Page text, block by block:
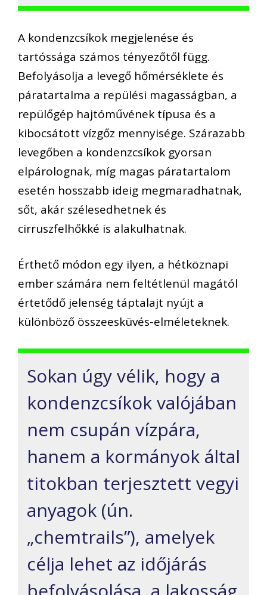
A kondenzcsíkok megjelenése és
tartóssága számos tényezőtől függ.
Befolyásolja a levegő hőmérséklete és
páratartalma a repülési magasságban, a
repülőgép hajtóművének típusa és a
kibocsátott vízgőz mennyisége. Szárazabb
levegőben a kondenzcsíkok gyorsan
elpárolognak, míg magas páratartalom
esetén hosszabb ideig megmaradhatnak,
sőt, akár szélesedhetnek és
cirruszfelhőkké is alakulhatnak.
Érthető módon egy ilyen, a hétköznapi
ember számára nem feltétlenül magától
értetődő jelenség táptalajt nyújt a
különböző összeesküvés-elméleteknek.
Sokan úgy vélik, hogy a
kondenzcsíkok valójában
nem csupán vízpára,
hanem a kormányok által
titokban terjesztett vegyi
anyagok (ún.
„chemtrails”), amelyek
célja lehet az időjárás